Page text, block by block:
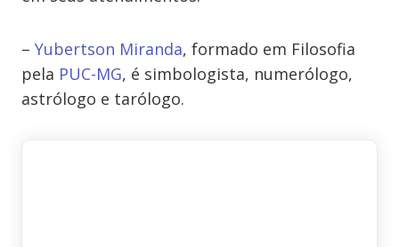
– Yubertson Miranda, formado em Filosofia
pela PUC-MG, é simbologista, numerólogo,
astrólogo e tarólogo.